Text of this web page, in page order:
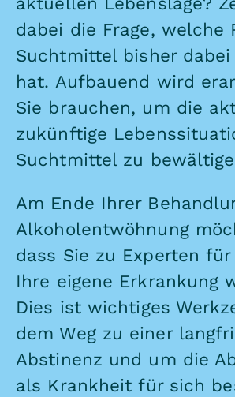
dabei die Frage, welche
Suchtmittel bisher
hat. Aufbauend wird
Sie brauchen, um die
zukünftige
Suchtmittel zu
Am Ende Ihrer
Alkoholentwöhnung
dass Sie zu Experten
Ihre eigene Erkrankung
Dies ist wichtiges
dem Weg zu einer
Abstinenz und um die
als Krankheit für sich